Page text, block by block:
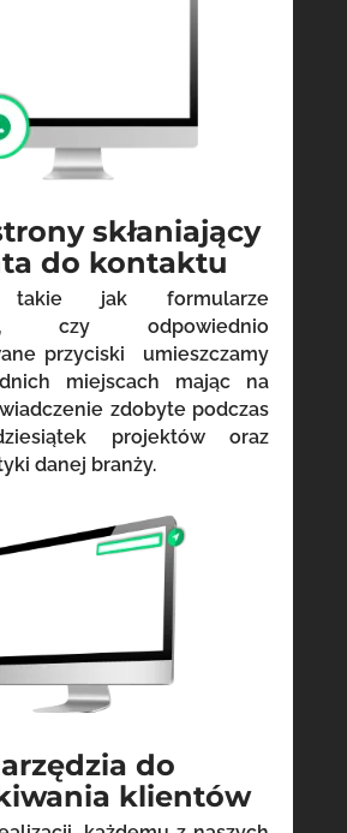
skłaniający
do kontaktu
takie jak formularze
czy odpowiednio
przyciski umieszczamy
miejscach mając na
zdobyte podczas
projektów oraz
danej branży.
do
klientów